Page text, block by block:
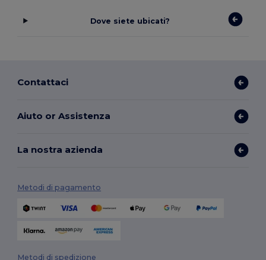
Dove siete ubicati?
Contattaci
Aiuto or Assistenza
La nostra azienda
Metodi di pagamento
Metodi di spedizione